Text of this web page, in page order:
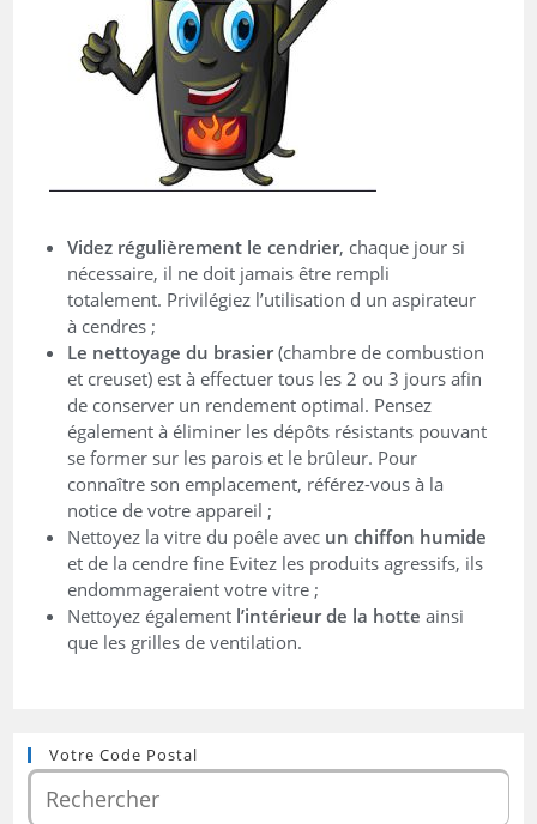
Videz régulièrement le cendrier, chaque jour si
nécessaire, il ne doit jamais être rempli
totalement. Privilégiez l’utilisation d un aspirateur
à cendres ;
Le nettoyage du brasier(chambre de combustion
et creuset) est à effectuer tous les 2 ou 3 jours afin
de conserver un rendement optimal. Pensez
également à éliminer les dépôts résistants pouvant
se former sur les parois et le brûleur. Pour
connaître son emplacement, référez-vous à la
notice de votre appareil ;
Nettoyez la vitre du poêle avec un chiffon humide
et de la cendre fine Evitez les produits agressifs, ils
endommageraient votre vitre ;
Nettoyez également l’intérieur de la hotte ainsi
que les grilles de ventilation.
Votre Code Postal